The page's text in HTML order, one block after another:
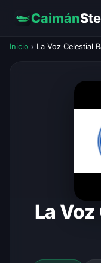
Caimán
Inicio › La Voz Celestial
La